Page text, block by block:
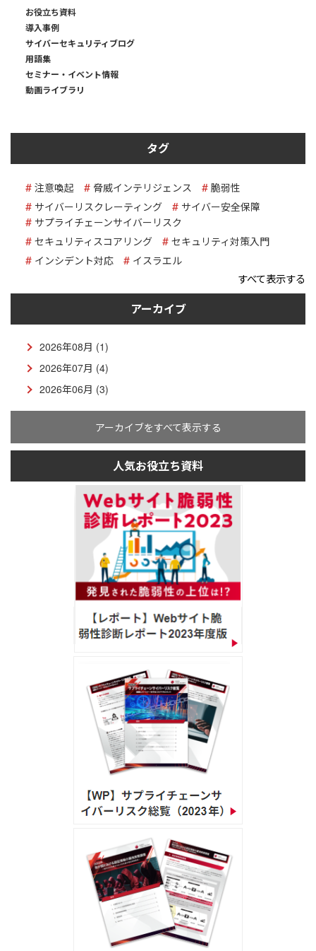
お役立ち資料
導入事例
サイバーセキュリティブログ
用語集
セミナー・イベント情報
動画ライブラリ
タグ
注意喚起 脅威インテリジェンス
脆弱性
サイバーリスクレーティング
サイバー安全保障
サプライチェーンサイバーリスク
セキュリティスコアリング
セキュリティ対策入門
インシデント対応
イスラエル
すべて表示する
アーカイブ
2026年08月 (1)
2026年07月 (4)
2026年06月 (3)
アーカイブをすべて表示する
人気お役立ち資料